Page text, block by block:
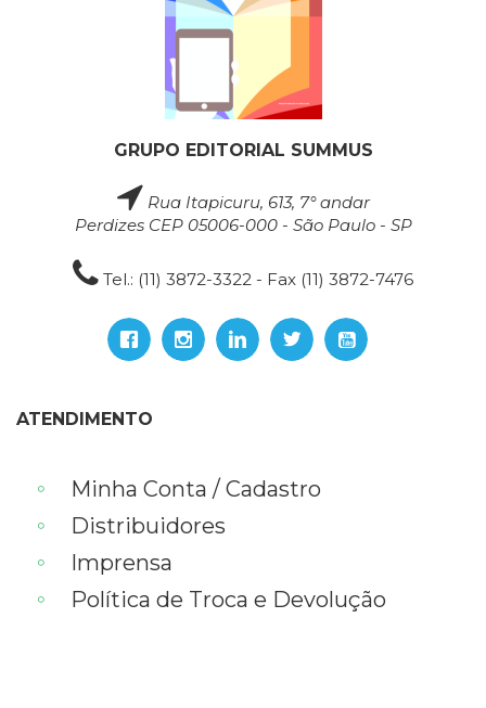
GRUPO EDITORIAL SUMMUS
Rua Itapicuru, 613, 7° andar
Perdizes CEP 05006-000 - São Paulo - SP
Tel.: (11) 3872-3322 - Fax (11) 3872-7476
ATENDIMENTO
Minha Conta / Cadastro
Distribuidores
Imprensa
Política de Troca e Devolução